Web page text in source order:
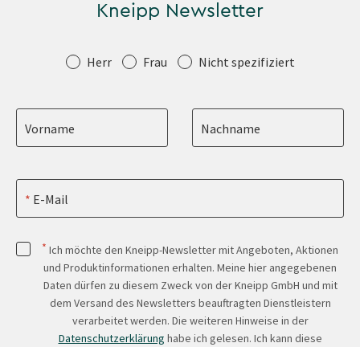
Kneipp Newsletter
Anrede Herr Frau Nicht spezifiziert
Vorname Nachname
E-Mail
* Ich möchte den Kneipp-Newsletter mit Angeboten, Aktionen
und Produktinformationen erhalten. Meine hier angegebenen
Daten dürfen zu diesem Zweck von der Kneipp GmbH und mit
dem Versand des Newsletters beauftragten Dienstleistern
verarbeitet werden. Die weiteren Hinweise in der
Datenschutzerklärung habe ich gelesen. Ich kann diese